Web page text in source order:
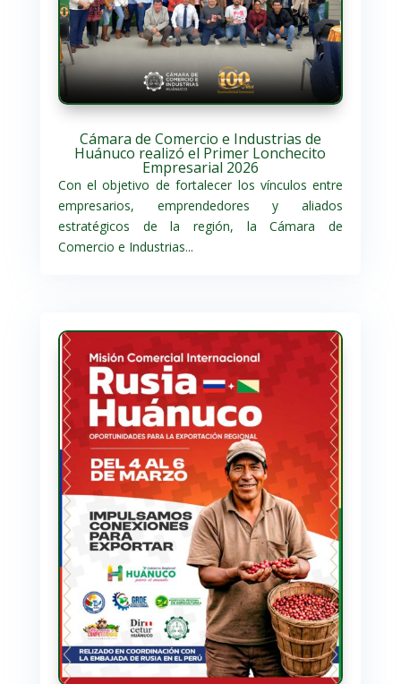
Cámara de Comercio e Industrias de
Huánuco realizó el Primer Lonchecito
Empresarial 2026
Con el objetivo de fortalecer los vínculos entre
empresarios, emprendedores y aliados
estratégicos de la región, la Cámara de
Comercio e Industrias...